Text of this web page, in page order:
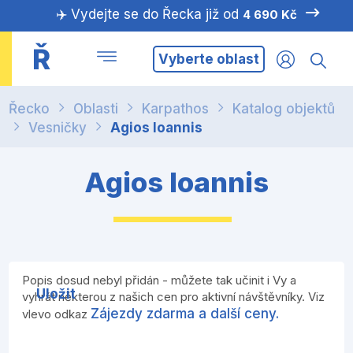
✈️ Vydejte se do Řecka již od 4 690 Kč
Ř Vyberte oblast
Řecko Oblasti Karpathos
Katalog objektů
Vesničky
Agios Ioannis
Agios Ioannis
Uložit
Popis dosud nebyl přidán - můžete tak učinit i Vy a
vyhrát některou z našich cen pro aktivní návštěvníky. Viz
vlevo odkaz Zájezdy zdarma a další ceny.